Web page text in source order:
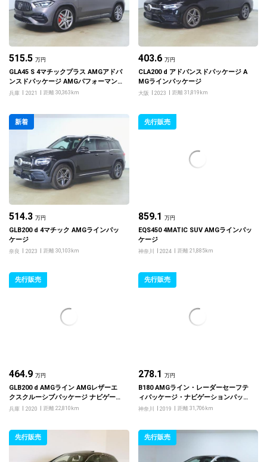
515.5 万円
GLA45 S 4マチックプラス AMGアドバ
ンスドパッケージ AMGパフォーマン
スパッケージ
兵庫 2021 距離 30,363km
403.6 万円
CLA200 d アドバンスドパッケージ A
MGラインパッケージ
大阪 2023 距離 31,819km
新着
514.3 万円
GLB200 d 4マチック AMGラインパッ
ケージ
奈良 2023 距離 30,103km
先行販売
859.1 万円
EQS450 4MATIC SUV AMGラインパッ
ケージ
神奈川 2024 距離 21,885km
先行販売
464.9 万円
GLB200 d AMGライン AMGレザーエ
クスクルーシブパッケージ ナビゲーシ
ョンパッケージ アドバンスドパッケー
兵庫 2020 距離 22,810km
先行販売
278.1 万円
B180 AMGライン・レーダーセーフテ
ィパッケージ・ナビゲーションパッケ
ージ
神奈川 2019 距離 31,706km
先行販売 先行販売